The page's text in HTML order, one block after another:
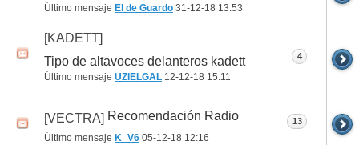
Último mensaje El de Guardo 31-12-18 13:53
[KADETT]
Tipo de altavoces delanteros kadett
Último mensaje UZIELGAL 12-12-18 15:11
4
[VECTRA] Recomendación Radio
Último mensaje K_V6 05-12-18 12:16
13